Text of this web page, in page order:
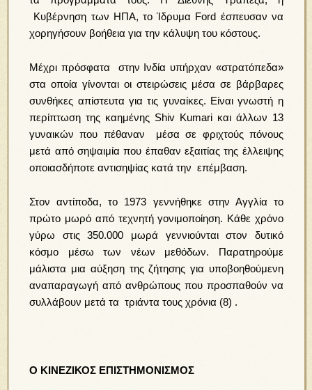
Κυβέρνηση των ΗΠΑ, το Ίδρυμα Ford έσπευσαν να
χορηγήσουν βοήθεια για την κάλυψη του κόστους.
Μέχρι πρόσφατα στην Ινδία υπήρχαν «στρατόπεδα»
στα οποία γίνονται οι στειρώσεις μέσα σε βάρβαρες
συνθήκες απίστευτα για τις γυναίκες. Είναι γνωστή η
περίπτωση της καημένης Shiv Kumari και άλλων 13
γυναικών που πέθαναν μέσα σε φριχτούς πόνους
μετά από σηψαιμία που έπαθαν εξαιτίας της έλλειψης
οποιασδήποτε αντισηψίας κατά την επέμβαση.
Στον αντίποδα, το 1973 γεννήθηκε στην Αγγλία το
πρώτο μωρό από τεχνητή γονιμοποίηση. Κάθε χρόνο
γύρω στις 350.000 μωρά γεννιούνται στον δυτικό
κόσμο μέσω των νέων μεθόδων. Παρατηρούμε
μάλιστα μια αύξηση της ζήτησης για υποβοηθούμενη
αναπαραγωγή από ανθρώπους που προσπαθούν να
συλλάβουν μετά τα τριάντα τους χρόνια (8) .
O KINEZIΚΟΣ ΕΠΙΣΤΗΜΟΝΙΣΜΟΣ